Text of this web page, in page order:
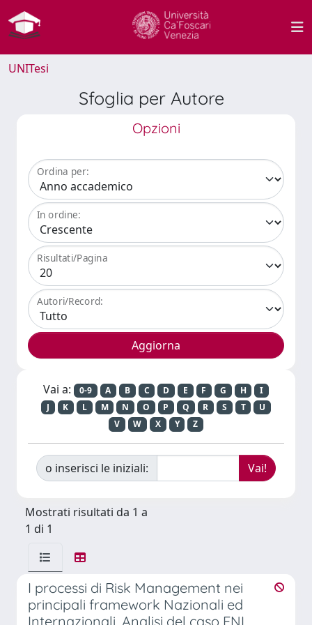
UNITesi
Sfoglia per Autore
Opzioni
Ordina per:
In ordine:
Risultati/Pagina
Autori/Record:
Vai a: 0-9 A B C D E F G H
I
J
K L M N O P Q R S T
U
V
W X Y Z
o inserisci le iniziali:
Mostrati risultati da 1 a
1 di 1
I processi di Risk Management nei
principali framework Nazionali ed
Internazionali. Analisi del caso ENI.